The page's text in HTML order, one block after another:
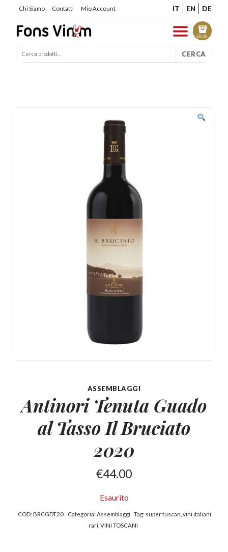
Chi Siamo Contatti Mio Account IT EN DE
€0.00
CERCA
ASSEMBLAGGI
Antinori Tenuta Guado
alTasso Il Bruciato
2020
€44.00
Esaurito
COD:BRCGDT20 Categoria: Assemblaggi Tag: super tuscan ,vini italiani
rari ,VINI TOSCANI